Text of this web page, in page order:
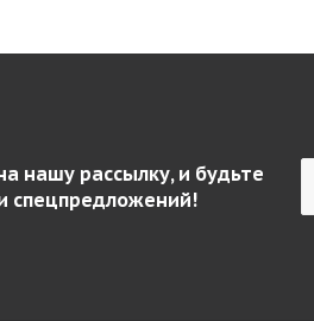
нашу рассылку, и будьте
спецпредложений!